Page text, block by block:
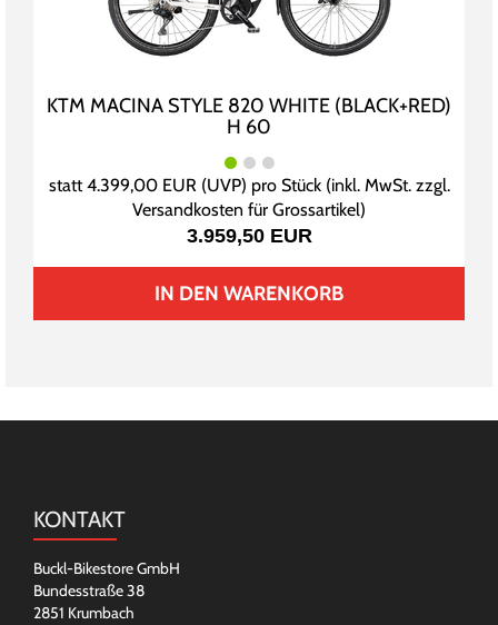
KTM MACINA STYLE 820 WHITE (BLACK+RED)
H 60
statt4.399,00 EUR(UVP) pro Stück (inkl. MwSt. zzgl.
Versandkosten für Grossartikel)
3.959,50 EUR
IN DEN WARENKORB
KONTAKT
Buckl-Bikestore GmbH
Bundesstraße 38
2851 Krumbach